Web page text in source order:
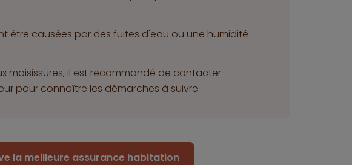
être causées par des fuites d'eau ou une humidité
moisissures, il est recommandé de contacter
pour connaître les démarches à suivre.
la meilleure assurance habitation